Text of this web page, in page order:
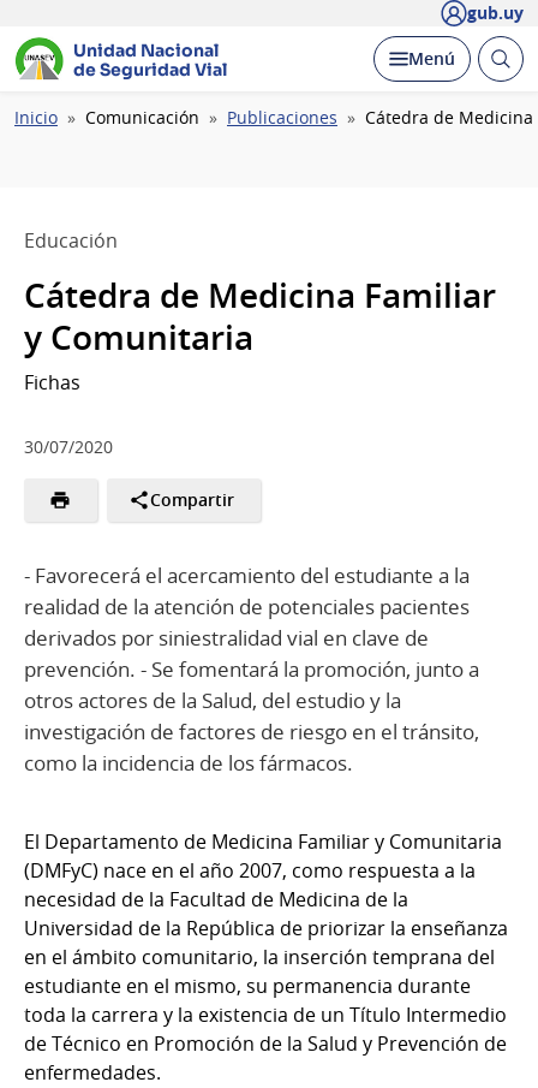
gub.uy
Unidad Nacional
de Seguridad Vial
Desplegar
Menú Abrir
Ruta
Inicio Comunicación Publicaciones Cátedra de
Educación
Cátedra de Medicina Familiar
y Comunitaria
Fichas
30/07/2020
Compartir
- Favorecerá el acercamiento del estudiante a la
realidad de la atención de potenciales pacientes
derivados por siniestralidad vial en clave de
prevención. - Se fomentará la promoción, junto a
otros actores de la Salud, del estudio y la
investigación de factores de riesgo en el tránsito,
como la incidencia de los fármacos.
El Departamento de Medicina Familiar y Comunitaria
(DMFyC) nace en el año 2007, como respuesta a la
necesidad de la Facultad de Medicina de la
Universidad de la República de priorizar la enseñanza
en el ámbito comunitario, la inserción temprana del
estudiante en el mismo, su permanencia durante
toda la carrera y la existencia de un Título Intermedio
de Técnico en Promoción de la Salud y Prevención de
enfermedades.